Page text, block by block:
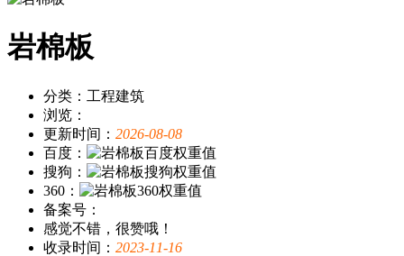
岩棉板
分类：工程建筑
浏览：
更新时间： 2026-08-08
百度：
搜狗：
360：
备案号：
感觉不错，很赞哦！
收录时间： 2023-11-16